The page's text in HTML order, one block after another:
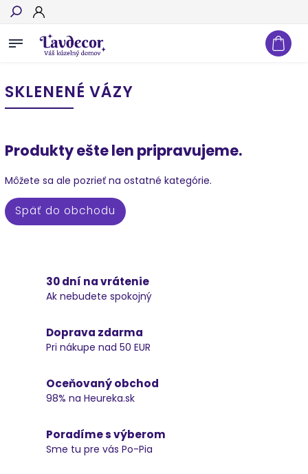
Hľadať
SKLENENÉ VÁZY
Produkty ešte len pripravujeme.
Môžete sa ale pozrieť na ostatné kategórie.
Späť do obchodu
30 dní na vrátenie
Ak nebudete spokojný
Doprava zdarma
Pri nákupe nad 50 EUR
Oceňovaný obchod
98% na Heureka.sk
Poradíme s výberom
Sme tu pre vás Po-Pia